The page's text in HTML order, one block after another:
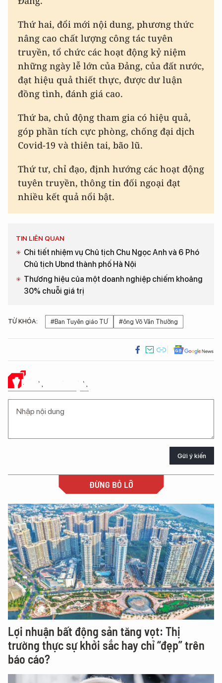
Thứ hai, đổi mới nội dung, phương thức
nâng cao chất lượng công tác tuyên
truyền, tổ chức các hoạt động kỷ niệm
những ngày lễ lớn của Đảng, của đất nước,
đạt hiệu quả thiết thực, được dư luận
đồng tình, đánh giá cao.
Thứ ba, chủ động tham gia có hiệu quả,
góp phần tích cực phòng, chống đại dịch
Covid-19 và thiên tai, bão lũ.
Thứ tư, chỉ đạo, định hướng các hoạt động
tuyên truyền, thông tin đối ngoại đạt
nhiều kết quả nổi bật.
TIN LIÊN QUAN
Chi tiết nhiệm vụ Chủ tịch Chu Ngọc Anh và 6 Phó
Chủ tịch Ubnd thành phố Hà Nội
Thương hiệu của một doanh nghiệp chiếm khoảng
30% chuỗi giá trị
TỪ KHÓA: #Ban Tuyên giáo TƯ #ông Võ Văn Thưởng
Ý KIẾN CỦA BẠN
Gửi ý kiến
ĐỪNG BỎ LỠ
Lợi nhuận bất động sản tăng vọt: Thị
trường thực sự khởi sắc hay chỉ “đẹp” trên
báo cáo?